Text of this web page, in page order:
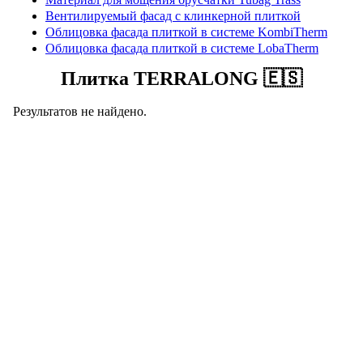
Вентилируемый фасад с клинкерной плиткой
Облицовка фасада плиткой в системе KombiTherm
Облицовка фасада плиткой в системе LobaTherm
Плитка TERRALONG 🇪🇸
Результатов не найдено.